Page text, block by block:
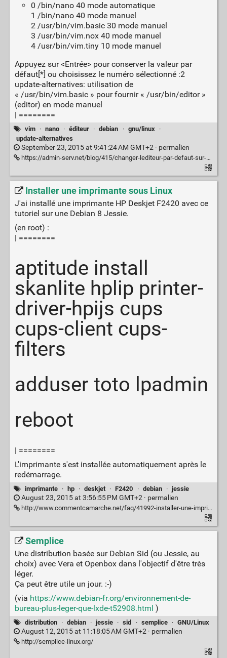
0 /bin/nano 40 mode automatique
1 /bin/nano 40 mode manuel
2 /usr/bin/vim.basic 30 mode manuel
3 /usr/bin/vim.nox 40 mode manuel
4 /usr/bin/vim.tiny 10 mode manuel
Appuyez sur <Entrée> pour conserver la valeur par
défaut[*] ou choisissez le numéro sélectionné :2
update-alternatives: utilisation de
« /usr/bin/vim.basic » pour fournir « /usr/bin/editor »
(editor) en mode manuel
| ========
vim · nano · éditeur · debian · gnu/linux
·
update-alternatives
September 23, 2015 at 9:41:24 AM GMT+2 · permalien
https://admin-serv.net/blog/415/changer-lediteur-par-defaut-sur-debian/
Installer une imprimante sous Linux
J'ai installé une imprimante HP Deskjet F2420 avec ce
tutoriel sur une Debian 8 Jessie.
(en root) :
| ========
aptitude install
skanlite hplip printer-
driver-hpijs cups
cups-client cups-
filters
adduser toto lpadmin
reboot
| ========
L'imprimante s'est installée automatiquement après le
redémarrage.
imprimante · hp · deskjet · F2420 · debian · jessie
August 23, 2015 at 3:56:55 PM GMT+2 · permalien
http://www.commentcamarche.net/faq/41992-installer-une-imprimante-sous-linux
Semplice
Une distribution basée sur Debian Sid (ou Jessie, au
choix) avec Vera et Openbox dans l'objectif d'être très
léger.
Ça peut être utile un jour. :-)
(via https://www.debian-fr.org/environnement-de-
bureau-plus-leger-que-lxde-t52908.html )
distribution · debian · jessie · sid · semplice · GNU/Linux
August 12, 2015 at 11:18:05 AM GMT+2 · permalien
http://semplice-linux.org/